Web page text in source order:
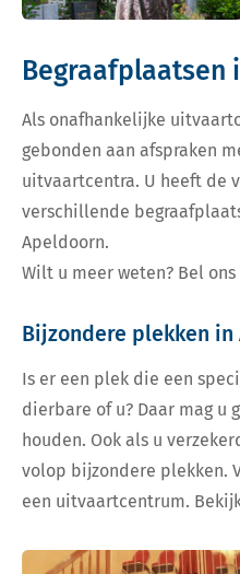
Begraafplaatsen
Als onafhankelijke
gebonden aan afspraken
uitvaartcentra. U heeft de
verschillende
Apeldoorn.
Wilt u meer weten? Bel
Bijzondere plekken in
Is er een plek die een
dierbare of u? Daar mag u
houden. Ook als u
volop bijzondere plekken.
een uitvaartcentrum.